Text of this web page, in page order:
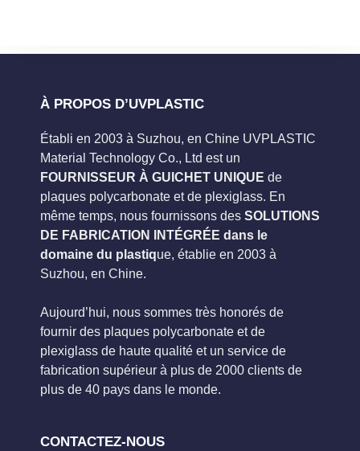
À PROPOS D’UVPLASTIC
Établi en 2003 à Suzhou, en Chine UVPLASTIC
Material Technology Co., Ltd est un
FOURNISSEUR À GUICHET UNIQUE de
plaques polycarbonate et de plexiglass. En
même temps, nous fournissons des SOLUTIONS
DE FABRICATION INTÉGRÉE dans le
domaine du plastique, établie en 2003 à
Suzhou, en Chine.
Aujourd’hui, nous sommes très honorés de
fournir des plaques polycarbonate et de
plexiglass de haute qualité et un service de
fabrication supérieur à plus de 2000 clients de
plus de 40 pays dans le monde.
CONTACTEZ-NOUS